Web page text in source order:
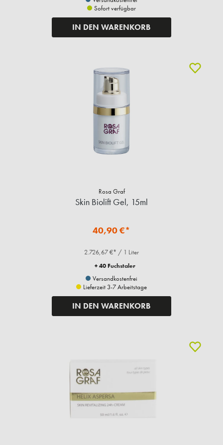
Sofort verfügbar
IN DEN WARENKORB
Rosa Graf
Skin Biolift Gel, 15ml
40,90 €*
2.726,67 €* / 1 Liter
+ 40 Fuchstaler
Versandkostenfrei
Lieferzeit 3-7 Arbeitstage
IN DEN WARENKORB